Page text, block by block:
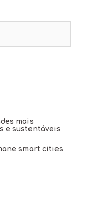
mais
e sustentáveis
smart cities